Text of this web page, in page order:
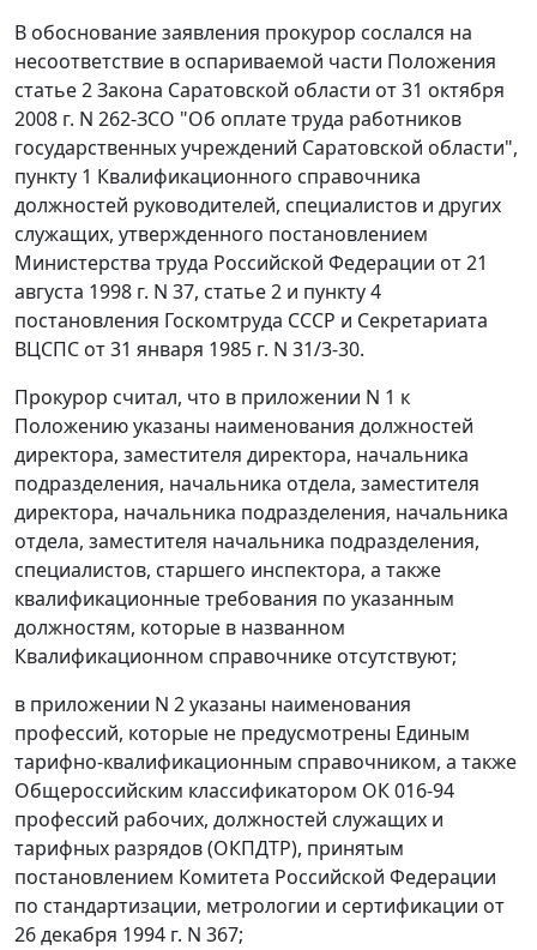
В обоснование заявления прокурор сослался на
несоответствие в оспариваемой части Положения
статье 2Закона Саратовской области от 31 октября
2008 г. N 262-ЗСО "Об оплате труда работников
государственных учреждений Саратовской области",
пункту 1 Квалификационного справочника
должностей руководителей, специалистов и других
служащих, утвержденного постановлением
Министерства труда Российской Федерации от 21
августа 1998 г. N 37, статье 2 и пункту 4
постановления Госкомтруда СССР и Секретариата
ВЦСПС от 31 января 1985 г. N 31/3-30.
Прокурор считал, что в приложении N 1 к
Положению указаны наименования должностей
директора, заместителя директора, начальника
подразделения, начальника отдела, заместителя
директора, начальника подразделения, начальника
отдела, заместителя начальника подразделения,
специалистов, старшего инспектора, а также
квалификационные требования по указанным
должностям, которые в названном
Квалификационном справочнике отсутствуют;
в приложении N 2указаны наименования
профессий, которые не предусмотрены Единым
тарифно-квалификационным справочником, а также
Общероссийским классификатором ОК 016-94
профессий рабочих, должностей служащих и
тарифных разрядов (ОКПДТР), принятым
постановлением Комитета Российской Федерации
по стандартизации, метрологии и сертификации от
26 декабря 1994 г. N 367;